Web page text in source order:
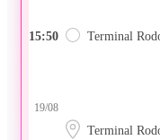
15:50 Terminal
19/08
Terminal